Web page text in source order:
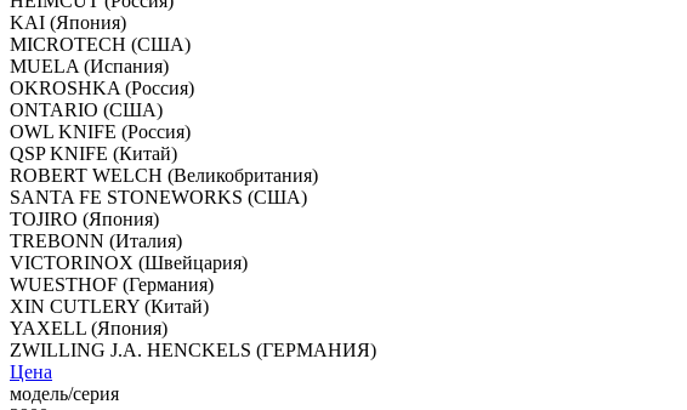
KAI (Япония)
MICROTECH (США)
MUELA (Испания)
OKROSHKA (Россия)
ONTARIO (США)
OWL KNIFE (Россия)
QSP KNIFE (Китай)
ROBERT WELCH (Великобритания)
SANTA FE STONEWORKS (США)
TOJIRO (Япония)
TREBONN (Италия)
VICTORINOX (Швейцария)
WUESTHOF (Германия)
XIN CUTLERY (Китай)
YAXELL (Япония)
ZWILLING J.A. HENCKELS (ГЕРМАНИЯ)
Цена
модель/серия